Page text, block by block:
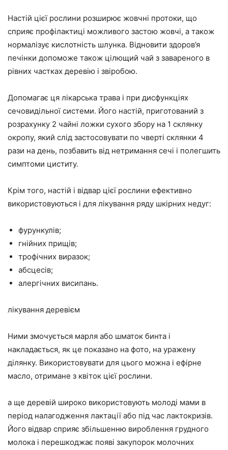
Настій цієї рослини розширює жовчні протоки, що
сприяє профілактиці можливого застою жовчі, а також
нормалізує кислотність шлунка. Відновити здоров’я
печінки допоможе також цілющий чай з завареного в
рівних частках деревію і звіробою.
Допомагає ця лікарська трава і при дисфункціях
сечовидільної системи. Його настій, приготований з
розрахунку 2 чайні ложки сухого збору на 1 склянку
окропу, який слід застосовувати по чверті склянки 4
рази на день, позбавить від нетримання сечі і полегшить
симптоми циститу.
Крім того, настій і відвар цієї рослини ефективно
використовуються і для лікування ряду шкірних недуг:
фурункулів;
гнійних прищів;
трофічних виразок;
абсцесів;
алергічних висипань.
лікування деревієм
Ними змочується марля або шматок бинта і
накладається, як це показано на фото, на уражену
ділянку. Використовувати для цього можна і ефірне
масло, отримане з квіток цієї рослини.
а ще деревій широко використовують молоді мами в
період налагодження лактації або під час лактокризів.
Його відвар сприяє збільшенню вироблення грудного
молока і перешкоджає появі закупорок молочних